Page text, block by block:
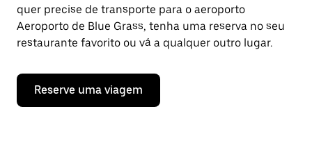
quer precise de transporte para o aeroporto
Aeroporto de Blue Grass, tenha uma reserva no seu
restaurante favorito ou vá a qualquer outro lugar.
Reserve uma viagem